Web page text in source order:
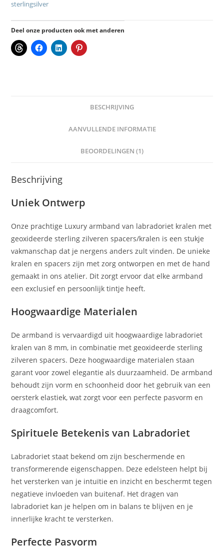
sterlingsilver
Deel onze producten ook met anderen
BESCHRIJVING
AANVULLENDE INFORMATIE
BEOORDELINGEN (1)
Beschrijving
Uniek Ontwerp
Onze prachtige Luxury armband van labradoriet kralen met
geoxideerde sterling zilveren spacers/kralen is een stukje
vakmanschap dat je nergens anders zult vinden. De unieke
kralen en spacers zijn met zorg ontworpen en met de hand
gemaakt in ons atelier. Dit zorgt ervoor dat elke armband
een exclusief en persoonlijk tintje heeft.
Hoogwaardige Materialen
De armband is vervaardigd uit hoogwaardige labradoriet
kralen van 8 mm, in combinatie met geoxideerde sterling
zilveren spacers. Deze hoogwaardige materialen staan
garant voor zowel elegantie als duurzaamheid. De armband
behoudt zijn vorm en schoonheid door het gebruik van een
oersterk elastiek, wat zorgt voor een perfecte pasvorm en
draagcomfort.
Spirituele Betekenis van Labradoriet
Labradoriet staat bekend om zijn beschermende en
transformerende eigenschappen. Deze edelsteen helpt bij
het versterken van je intuïtie en inzicht en beschermt tegen
negatieve invloeden van buitenaf. Het dragen van
labradoriet kan je helpen om in balans te blijven en je
innerlijke kracht te versterken.
Perfecte Pasvorm